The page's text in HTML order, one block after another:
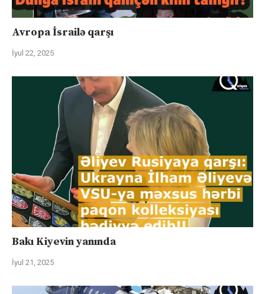
Avropa İsrailə qarşı
İyul 22, 2025
Bakı Kiyevin yanında
İyul 21, 2025